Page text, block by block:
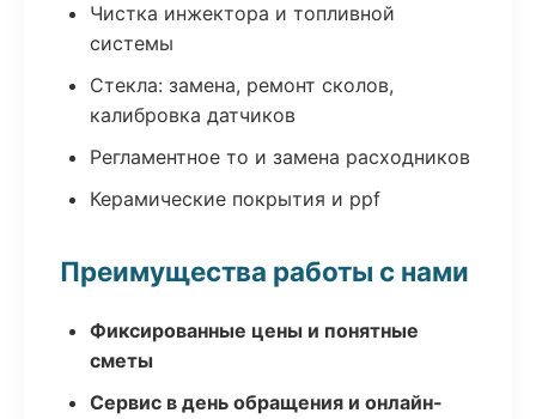
Чистка инжектора и топливной
системы
Стекла: замена, ремонт сколов,
калибровка датчиков
Регламентное то и замена расходников
Керамические покрытия и ppf
Преимущества работы с нами
Фиксированные цены и понятные
сметы
Сервис в день обращения и онлайн-